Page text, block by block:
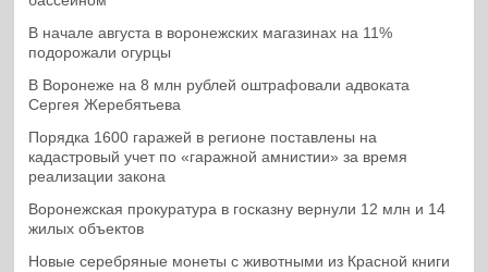
В начале августа в воронежских магазинах на 11%
подорожали огурцы
В Воронеже на 8 млн рублей оштрафовали адвоката
Сергея Жеребятьева
Порядка 1600 гаражей в регионе поставлены на
кадастровый учет по «гаражной амнистии» за время
реализации закона
Воронежская прокуратура в госказну вернули 12 млн и 14
жилых объектов
Новые серебряные монеты с животными из Красной книги